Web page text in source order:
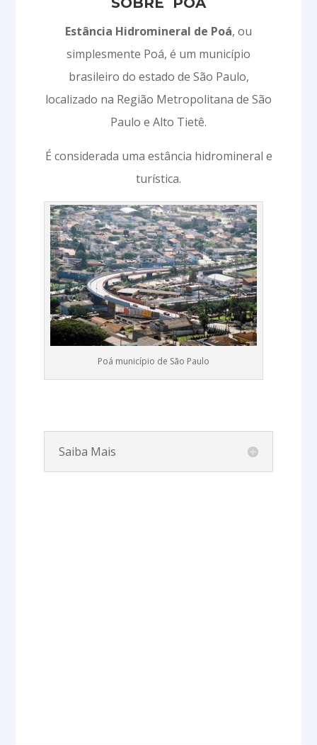
Estância Hidromineral de Poá, ou
simplesmente Poá, é um município
brasileiro do estado de São Paulo,
localizado na Região Metropolitana de São
Paulo e Alto Tietê.
É considerada uma estância hidromineral e
turística.
Poá município de São Paulo
Saiba Mais